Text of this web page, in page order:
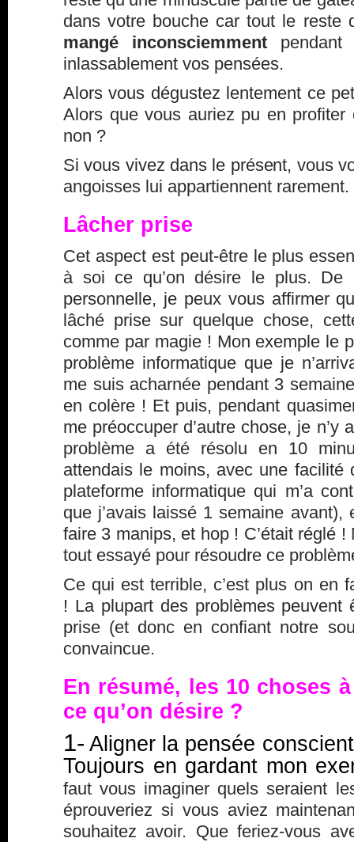
dans votre bouche car tout le
mangé inconsciemment pendant
inlassablement vos pensées.
Alors vous dégustez lentement ce
Alors que vous auriez pu en profiter
non ?
Si vous vivez dans le présent, vous
angoisses lui appartiennent rarement.
Lâcher prise
Cet aspect est peut-être le plus
à soi ce qu’on désire le plus. De
personnelle, je peux vous affirmer
lâché prise sur quelque chose,
comme par magie ! Mon exemple le
problème informatique que je
me suis acharnée pendant 3
en colère ! Et puis, pendant
me préoccuper d’autre chose, je n’y
problème a été résolu en 10
attendais le moins, avec une facilité
plateforme informatique qui m’a
que j’avais laissé 1 semaine avant),
faire 3 manips, et hop ! C’était réglé !
tout essayé pour résoudre ce
Ce qui est terrible, c’est plus on en
! La plupart des problèmes peuvent
prise (et donc en confiant notre
convaincue.
En résumé, les 10 choses
ce qu’on désire ?
1- Aligner la pensée
Toujours en gardant mon
faut vous imaginer quels seraient
éprouveriez si vous aviez
souhaitez avoir. Que feriez-vous